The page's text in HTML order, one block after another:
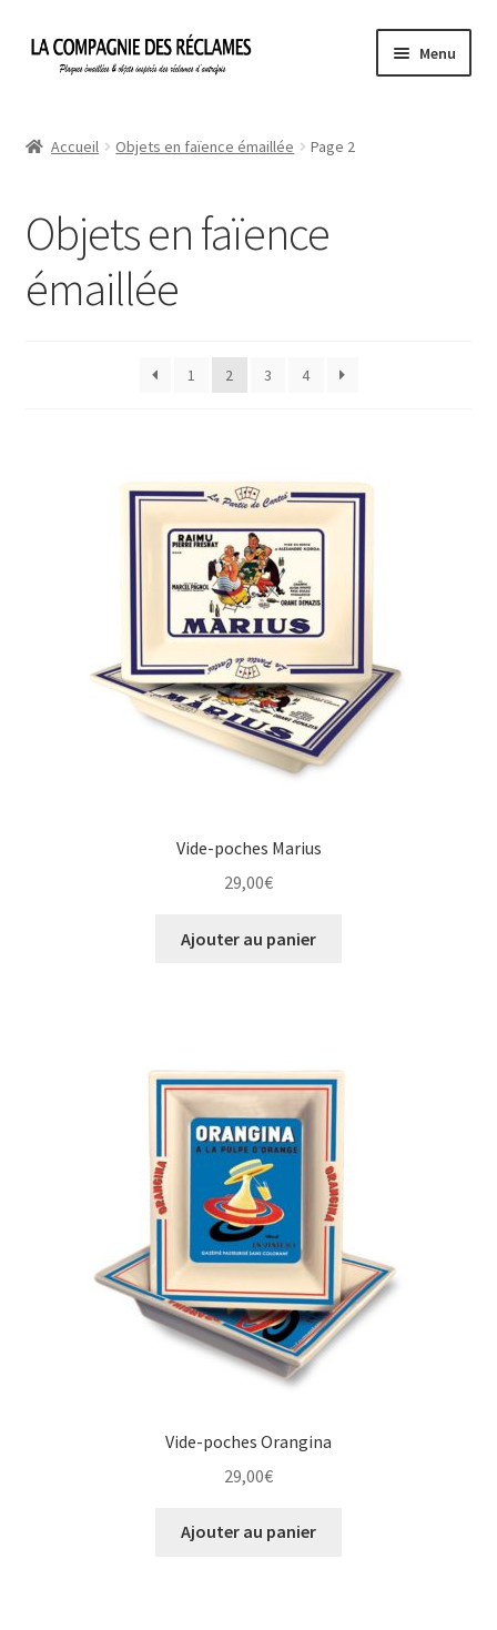
Aller
Aller
Menu
Informations légales
Ma Commande
Une histoire de plaques émaillées
Accueil Objets en faïence émaillée Page 2
Objets en faïence
émaillée
1 2 3 4
Vide-poches Marius
29,00€
Ajouter au panier
Vide-poches Orangina
29,00€
Ajouter au panier